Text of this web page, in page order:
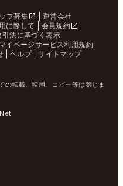
フ募集
運営会社
に際して
会員規約
引法に基づく表示
マイページサービス利用規約
ヘルプ サイトマップ
の転載、転用、コピー等は禁じま